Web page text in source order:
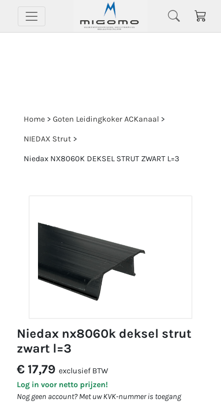
Home > Goten Leidingkoker ACKanaal >
NIEDAX Strut >
Niedax NX8060K DEKSEL STRUT ZWART L=3
niedax nx8060k deksel strut
zwart l=3
€ 17,79 exclusief BTW
Log in voor netto prijzen!
Nog geen account? Met uw KVK-nummer is toegang